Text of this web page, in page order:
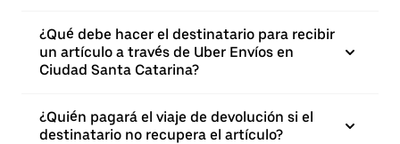
¿Qué debe hacer el destinatario para recibir
un artículo a través de Uber Envíos en
Ciudad Santa Catarina?
¿Quién pagará el viaje de devolución si el
destinatario no recupera el artículo?